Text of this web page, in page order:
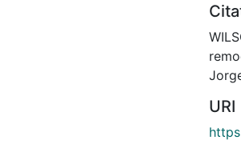
URI